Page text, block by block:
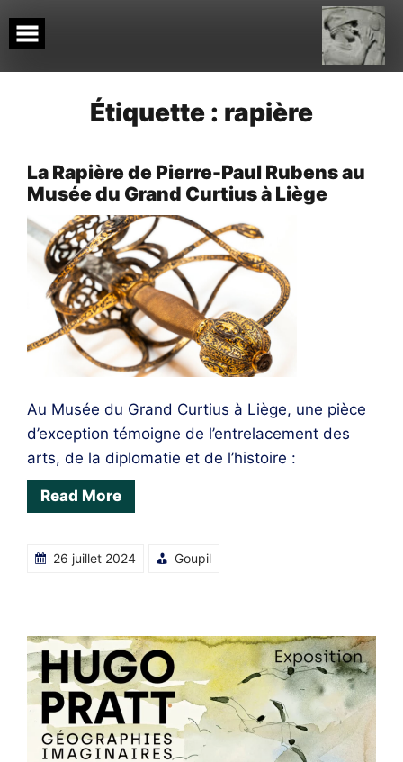
to
content
Étiquette : rapière
La Rapière de Pierre-Paul Rubens au
Musée du Grand Curtius à Liège
Au Musée du Grand Curtius à Liège, une pièce
d’exception témoigne de l’entrelacement des
arts, de la diplomatie et de l’histoire :
Read More
26 juillet 2024 Goupil